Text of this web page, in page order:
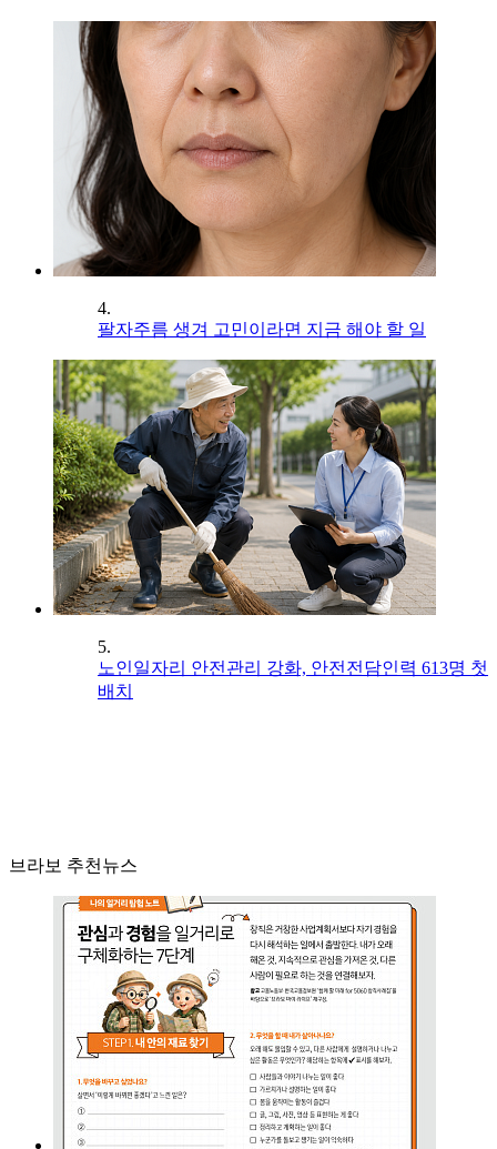
4.
팔자주름 생겨 고민이라면 지금 해야 할 일
5.
노인일자리 안전관리 강화, 안전전담인력 613명 첫
배치
브라보 추천뉴스